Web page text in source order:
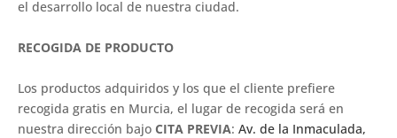
el desarrollo local de nuestra ciudad.
RECOGIDA DE PRODUCTO
Los productos adquiridos y los que el cliente prefiere
recogida gratis en Murcia, el lugar de recogida será en
nuestra dirección bajo CITA PREVIA: Av. de la Inmaculada,